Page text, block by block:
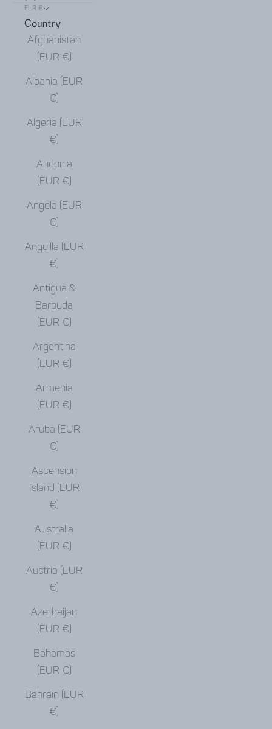
EUR €
Country
Afghanistan
(EUR €)
Albania (EUR
€)
Algeria (EUR
€)
Andorra
(EUR €)
Angola (EUR
€)
Anguilla (EUR
€)
Antigua &
Barbuda
(EUR €)
Argentina
(EUR €)
Armenia
(EUR €)
Aruba (EUR
€)
Ascension
Island (EUR
€)
Australia
(EUR €)
Austria (EUR
€)
Azerbaijan
(EUR €)
Bahamas
(EUR €)
Bahrain (EUR
€)